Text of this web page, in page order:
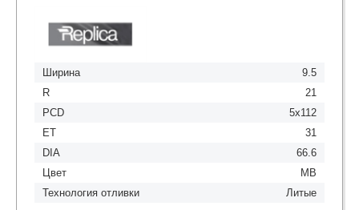
Ширина
9.5
R
21
PCD
5x112
ET
31
DIA
66.6
Цвет
MB
Технология отливки
Литые